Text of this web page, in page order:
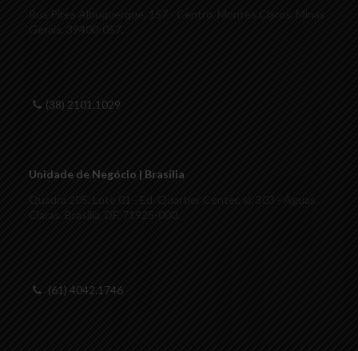
Rua Pires Albuquerque, 157 - Centro. Montes Claros, Minas
Gerais. 39400-057.
(38) 2101.1029
Unidade de Negócio | Brasília
Quadra 205, Lote 01 - Ed. Quartier Center, sl. 303 - Águas
Claras. Brasília, DF. 71925-000.
(61) 4042.1746